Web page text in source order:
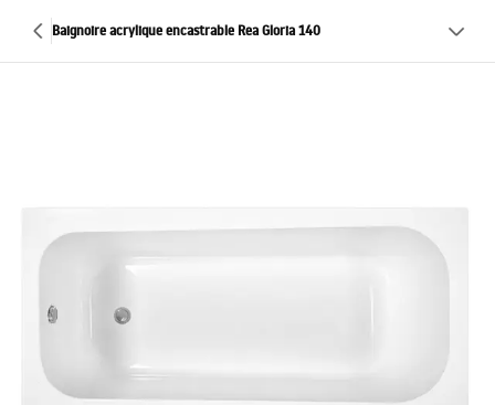
Baignoire acrylique encastrable Rea Gloria 140